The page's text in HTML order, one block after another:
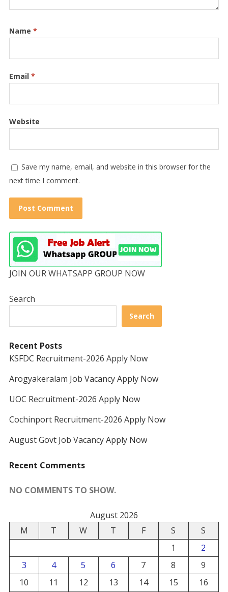
Name *
Email *
Website
Save my name, email, and website in this browser for the
next time I comment.
JOIN OUR WHATSAPP GROUP NOW
Search
Search
Recent Posts
KSFDC Recruitment-2026 Apply Now
Arogyakeralam Job Vacancy Apply Now
UOC Recruitment-2026 Apply Now
Cochinport Recruitment-2026 Apply Now
August Govt Job Vacancy Apply Now
Recent Comments
NO COMMENTS TO SHOW.
August 2026
M
T W T F S
S
1
2
3
4 5 6 7 8
9
10
11 12 13 14 15 16